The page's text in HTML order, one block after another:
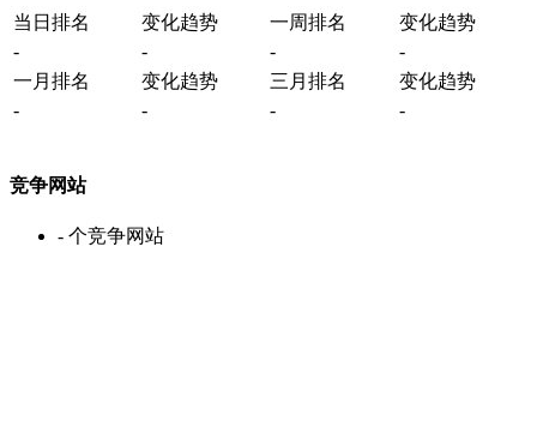
当日排名 变化趋势 一周排名
变化趋势
-
- -
-
一月排名
变化趋势 三月排名
变化趋势
-
- - -
竞争网站
- 个竞争网站